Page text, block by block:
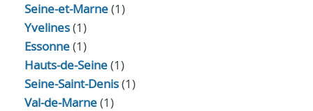
Seine-et-Marne(1)
Yvelines(1)
Essonne(1)
Hauts-de-Seine(1)
Seine-Saint-Denis(1)
Val-de-Marne(1)